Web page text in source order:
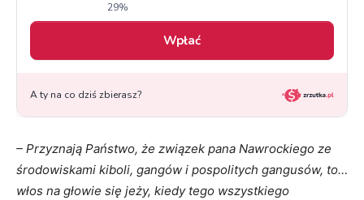
– Przyznają Państwo, że związek pana Nawrockiego ze
środowiskami kiboli, gangów i pospolitych gangusów, to…
włos na głowie się jeży, kiedy tego wszystkiego